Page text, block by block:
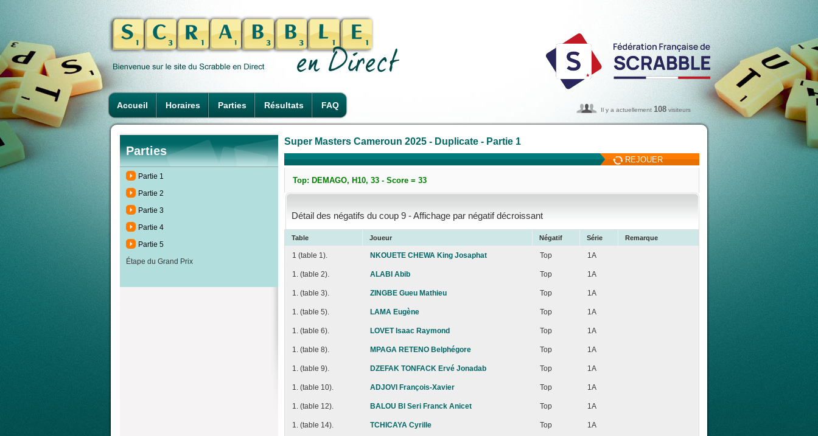
Accueil Horaires Parties Résultats FAQ Il y a actuellement 108 visiteurs
Parties
Partie 1
Partie 2
Partie 3
Partie 4
Partie 5
Étape du Grand Prix
Super Masters Cameroun 2025 - Duplicate - Partie 1
REJOUER
Top: DEMAGO, H10, 33 - Score = 33
Détail des négatifs du coup 9 - Affichage par négatif décroissant
Table Joueur Négatif Série Remarque
1 (table 1). NKOUETE CHEWA King Josaphat Top 1A
1. (table 2). ALABI Abib Top 1A
1. (table 3). ZINGBE Gueu Mathieu Top 1A
1. (table 5). LAMA Eugène Top 1A
1. (table 6). LOVET Isaac Raymond Top 1A
1. (table 8). MPAGA RETENO Belphégore Top 1A
1. (table 9). DZEFAK TONFACK Ervé Jonadab Top 1A
1. (table 10). ADJOVI François-Xavier Top 1A
1. (table 12). BALOU BI Seri Franck Anicet Top 1A
1. (table 14). TCHICAYA Cyrille Top 1A